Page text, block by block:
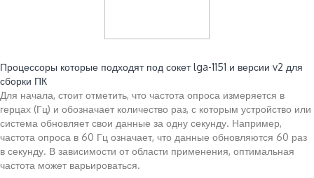
Процессоры которые подходят под сокет lga-1151 и версии v2 для
сборки ПК
Для начала, стоит отметить, что частота опроса измеряется в
герцах (Гц) и обозначает количество раз, с которым устройство или
система обновляет свои данные за одну секунду. Например,
частота опроса в 60 Гц означает, что данные обновляются 60 раз
в секунду. В зависимости от области применения, оптимальная
частота может варьироваться.